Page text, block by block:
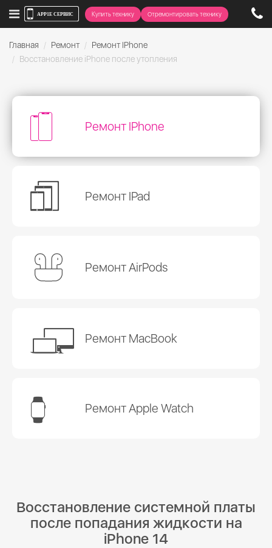
Купить технику Отремонтировать технику
Главная Ремонт
Ремонт IPhone
Восстановление iPhone после утопления
Ремонт IPhone
Ремонт IPad
Ремонт AirPods
Ремонт MacBook
Ремонт Apple Watch
Восстановление системной платы
после попадания жидкости на
iPhone 14